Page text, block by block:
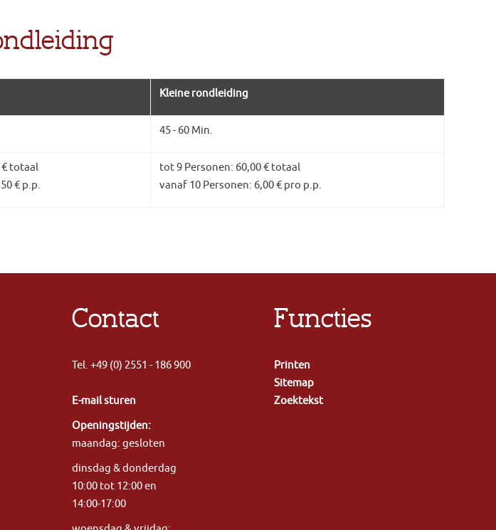
Kleine rondleiding
45 - 60 Min.
€ totaal
€ p.p.
tot 9 Personen: 60,00 € totaal
vanaf 10 Personen: 6,00 € pro p.p.
Contact
Tel. +49 (0) 2551 - 186 900
E-mail sturen
Openingstijden:
maandag: gesloten
dinsdag & donderdag
10:00 tot 12:00 en
14:00-17:00
Functies
Printen
Sitemap
Zoektekst